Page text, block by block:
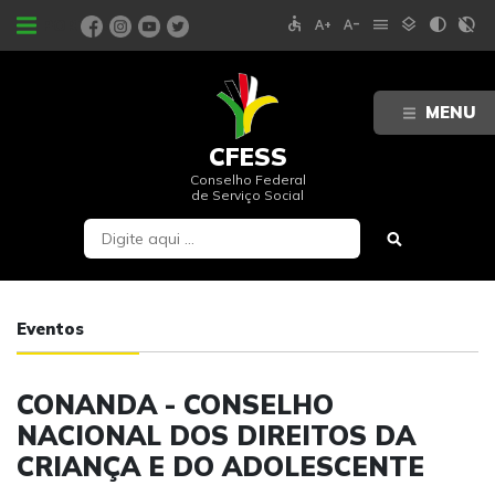
MENU
PORTAIS accessible text_increase text_decrease menu layers contrast contrast_rtl_off
CFESS
Conselho Federal
de Serviço Social
Eventos
CONANDA - CONSELHO
NACIONAL DOS DIREITOS DA
CRIANÇA E DO ADOLESCENTE